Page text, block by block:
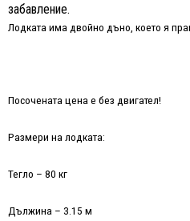
забавление.
Лодката има двойно дъно, което я
Посочената цена е без двигател!
Размери на лодката:
Тегло – 80 кг
Дължина – 3.15 м